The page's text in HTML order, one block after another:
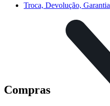
Troca, Devolução, Garantia
Compras